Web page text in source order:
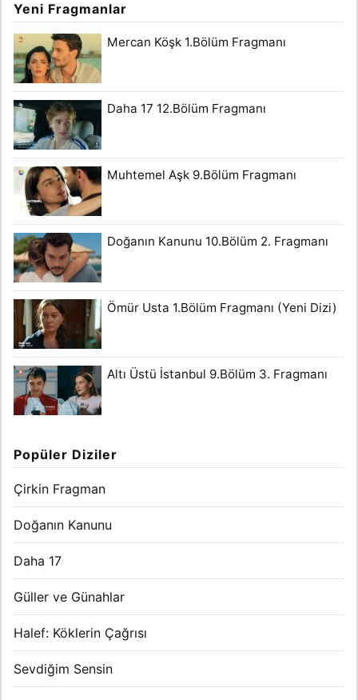
Yeni Fragmanlar
Mercan Köşk 1.Bölüm Fragmanı
Daha 17 12.Bölüm Fragmanı
Muhtemel Aşk 9.Bölüm Fragmanı
Doğanın Kanunu 10.Bölüm 2. Fragmanı
Ömür Usta 1.Bölüm Fragmanı (Yeni Dizi)
Altı Üstü İstanbul 9.Bölüm 3. Fragmanı
Popüler Diziler
Çirkin Fragman
Doğanın Kanunu
Daha 17
Güller ve Günahlar
Halef: Köklerin Çağrısı
Sevdiğim Sensin